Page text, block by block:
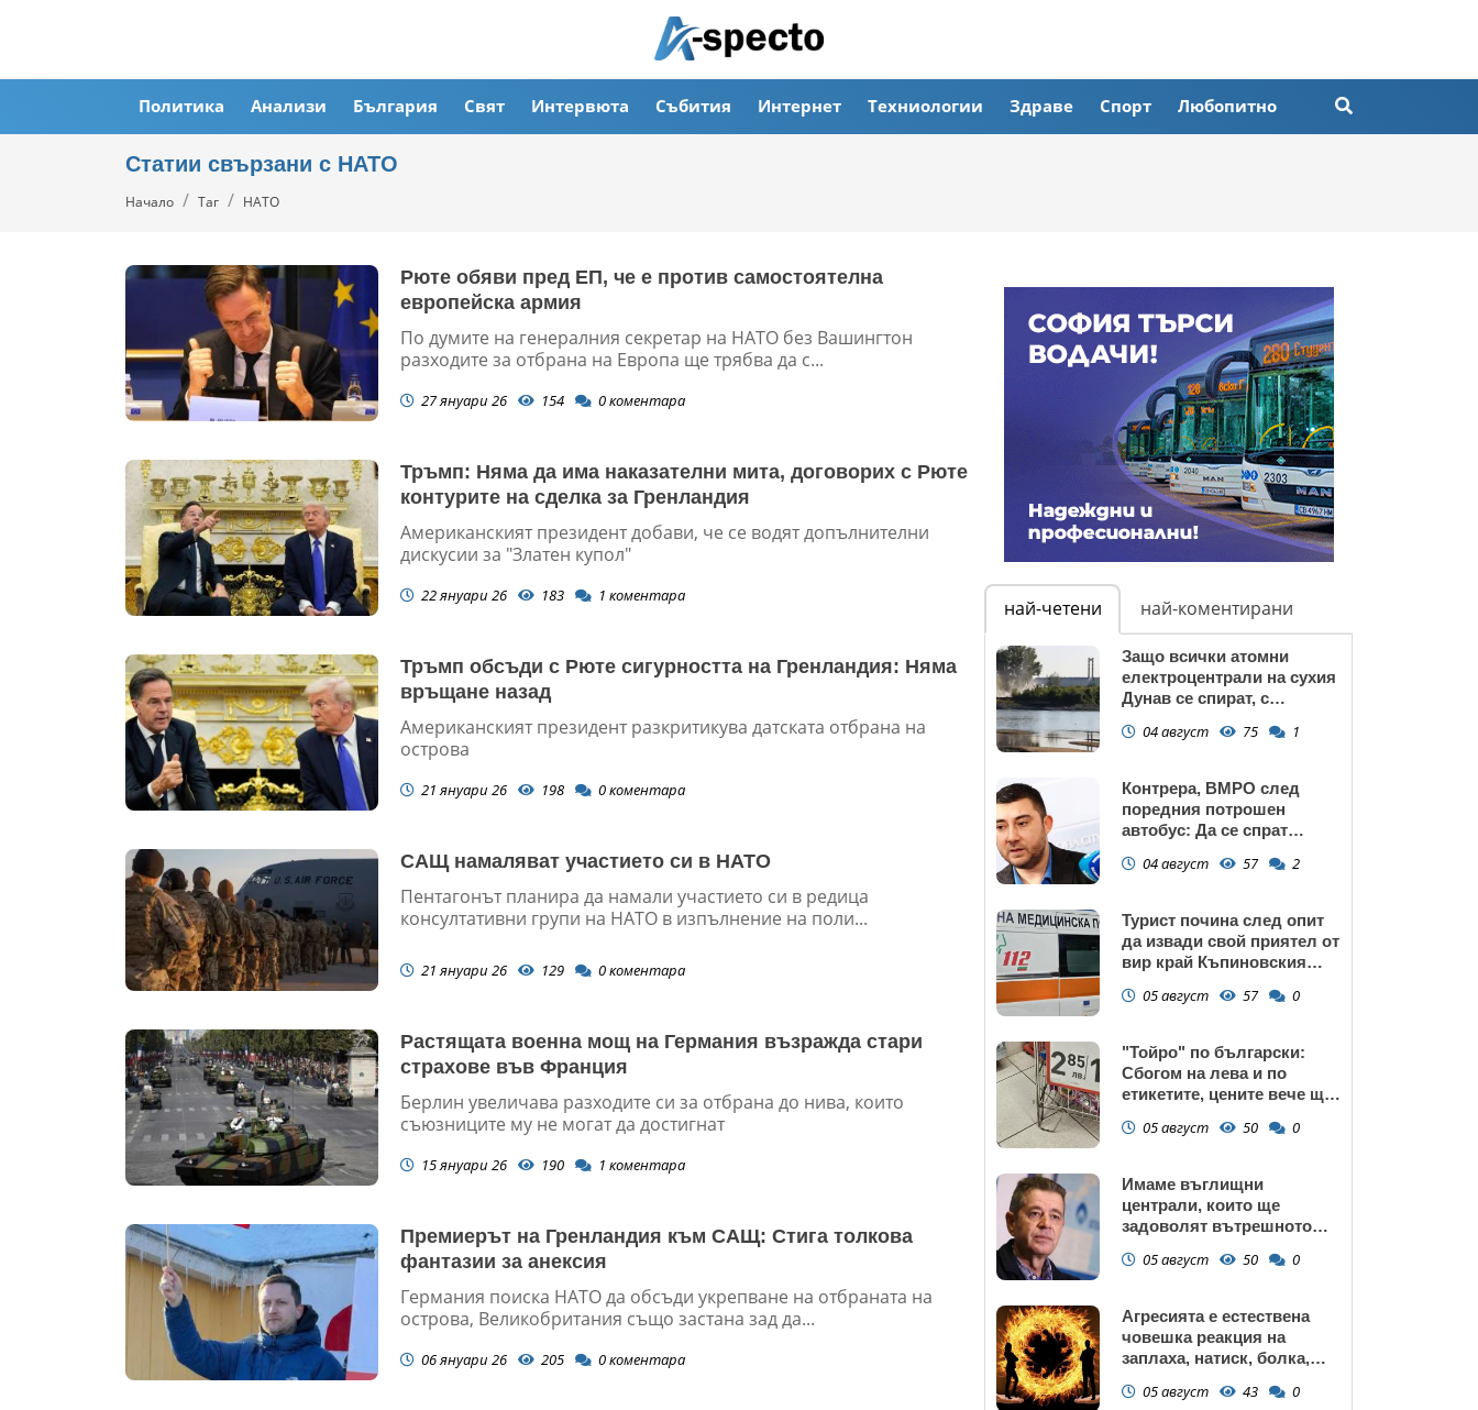
Политика Анализи България Свят Интервюта Събития Интернет Техниологии Здраве Спорт Любопитно
Статии свързани с НАТО
Начало Таг НАТО
Рюте обяви пред ЕП, че е против самостоятелна
европейска армия
По думите на генералния секретар на НАТО без Вашингтон
разходите за отбрана на Европа ще трябва да с...
27 януари 26 154 0коментара
Тръмп: Няма да има наказателни мита, договорих с Рюте
контурите на сделка за Гренландия
Американският президент добави, че се водят допълнителни
дискусии за "Златен купол"
22 януари 26 183 1 коментара
Тръмп обсъди с Рюте сигурността на Гренландия: Няма
връщане назад
Американският президент разкритикува датската отбрана на
острова
21 януари 26 198 0коментара
САЩ намаляват участието си в НАТО
Пентагонът планира да намали участието си в редица
консултативни групи на НАТО в изпълнение на поли...
21 януари 26 129 0коментара
Растящата военна мощ на Германия възражда стари
страхове във Франция
Берлин увеличава разходите си за отбрана до нива, които
съюзниците му не могат да достигнат
15 януари 26 190 1 коментара
Премиерът на Гренландия към САЩ: Стига толкова
фантазии за анексия
Германия поиска НАТО да обсъди укрепване на отбраната на
острова, Великобритания също застана зад да...
06 януари 26 205 0коментара
най-четени най-коментирани
Защо всички атомни
електроцентрали на сухия
Дунав се спират, с
"Козлодуй"?
04 август 75 1
Контрера, ВМРО след
поредния потрошен
автобус: Да се спрат
махали и гета в София!
04 август 57 2
Турист почина след опит
да извади свой приятел от
вир край Къпиновския
05 август 57 0
"Тойро" по български:
Сбогом на лева и по
етикетите, цените вече ще
05 август 50 0
Имаме въглищни
централи, които ще
задоволят вътрешното
05 август 50 0
Агресията е естествена
човешка реакция на
заплаха, натиск, болка,
граници или пречка за
05 август 43 0